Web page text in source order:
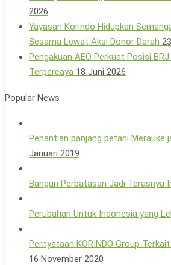
2026
Yayasan Korindo Hidupkan
Sesama Lewat Aksi Donor Darah
Pengakuan AEO Perkuat Posisi
Terpercaya 18 Juni 2026
Popular News
Penantian panjang petani Merauke
Januari 2019
Bangun Perbatasan Jadi Terasnya
Perubahan Untuk Indonesia yang
Pernyataan KORINDO Group
16 November 2020